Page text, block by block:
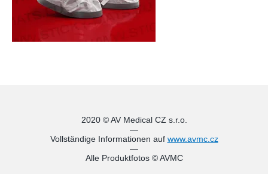
2020 © AV Medical CZ s.r.o.
—
Vollständige Informationen auf www.avmc.cz
—
Alle Produktfotos © AVMC